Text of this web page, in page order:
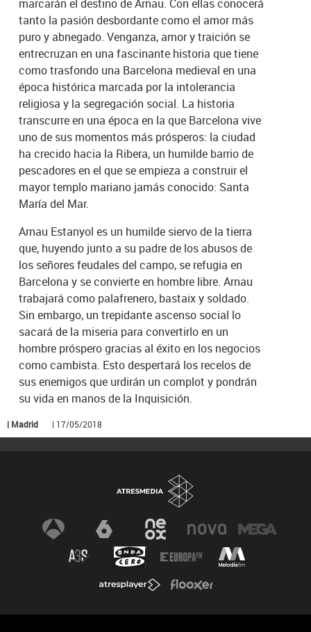
marcarán el destino de Arnau. Con ellas conocerá
tanto la pasión desbordante como el amor más
puro y abnegado. Venganza, amor y traición se
entrecruzan en una fascinante historia que tiene
como trasfondo una Barcelona medieval en una
época histórica marcada por la intolerancia
religiosa y la segregación social. La historia
transcurre en una época en la que Barcelona vive
uno de sus momentos más prósperos: la ciudad
ha crecido hacia la Ribera, un humilde barrio de
pescadores en el que se empieza a construir el
mayor templo mariano jamás conocido: Santa
María del Mar.
Arnau Estanyol es un humilde siervo de la tierra
que, huyendo junto a su padre de los abusos de
los señores feudales del campo, se refugia en
Barcelona y se convierte en hombre libre. Arnau
trabajará como palafrenero, bastaix y soldado.
Sin embargo, un trepidante ascenso social lo
sacará de la miseria para convertirlo en un
hombre próspero gracias al éxito en los negocios
como cambista. Esto despertará los recelos de
sus enemigos que urdirán un complot y pondrán
su vida en manos de la Inquisición.
| Madrid | 17/05/2018